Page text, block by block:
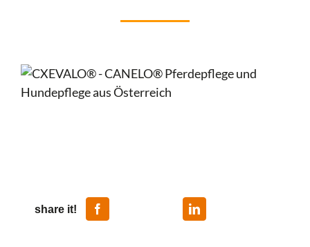
share it!